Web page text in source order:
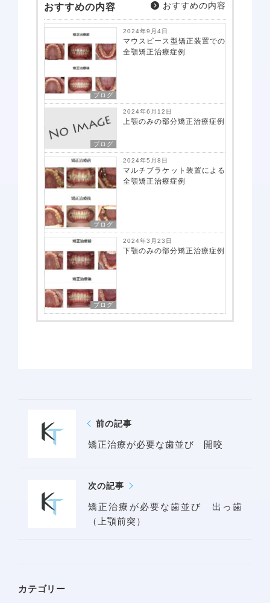
アクセス
おすすめの内容 おすすめの内容
ブログ
2024年9月4日
マウスピース型矯正装置での
全顎矯正治療症例
ブログ
2024年6月12日
上顎のみの部分矯正治療症例
ブログ
2024年5月8日
マルチブラケット装置による
全顎矯正治療症例
ブログ
2024年3月23日
下顎のみの部分矯正治療症例
前の記事
矯正治療が必要な歯並び 開咬
次の記事
矯正治療が必要な歯並び 出っ歯
（上顎前突）
カテゴリー